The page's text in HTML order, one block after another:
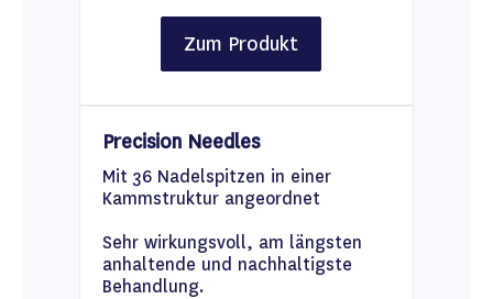
Zum Produkt
Precision Needles
Mit 36 Nadelspitzen in einer
Kammstruktur angeordnet
Sehr wirkungsvoll, am längsten
anhaltende und nachhaltigste
Behandlung.